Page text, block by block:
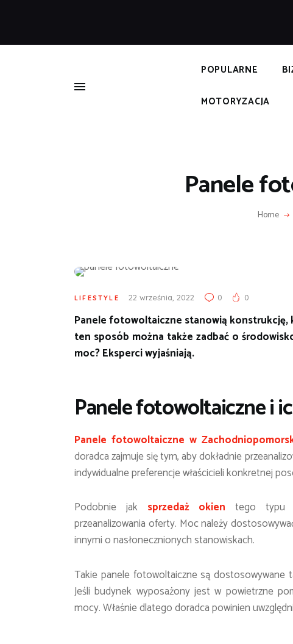
POPULARNE
MOTORYZACJA
Panele
Home
LIFESTYLE 22 września, 2022 0 0
Panele fotowoltaiczne stanowią konstrukcję,
ten sposób można także zadbać o
moc? Eksperci wyjaśniają.
Panele fotowoltaiczne i
Panele fotowoltaiczne w
doradca zajmuje się tym, aby dokładnie
indywidualne preferencje właścicieli konkretnej
Podobnie jak sprzedaż okien tego typu
przeanalizowania oferty. Moc należy
innymi o nasłonecznionych stanowiskach.
Takie panele fotowoltaiczne są dostosowywane
Jeśli budynek wyposażony jest w powietrzne
mocy. Właśnie dlatego doradca powinien